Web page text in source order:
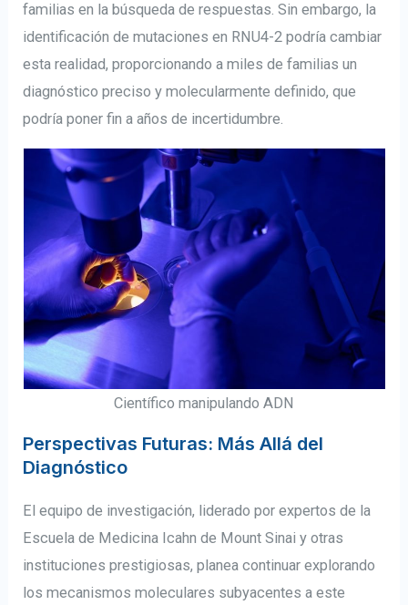
familias en la búsqueda de respuestas. Sin embargo, la
identificación de mutaciones en RNU4-2 podría cambiar
esta realidad, proporcionando a miles de familias un
diagnóstico preciso y molecularmente definido, que
podría poner fin a años de incertidumbre.
Científico manipulando ADN
Perspectivas Futuras: Más Allá del
Diagnóstico
El equipo de investigación, liderado por expertos de la
Escuela de Medicina Icahn de Mount Sinai y otras
instituciones prestigiosas, planea continuar explorando
los mecanismos moleculares subyacentes a este